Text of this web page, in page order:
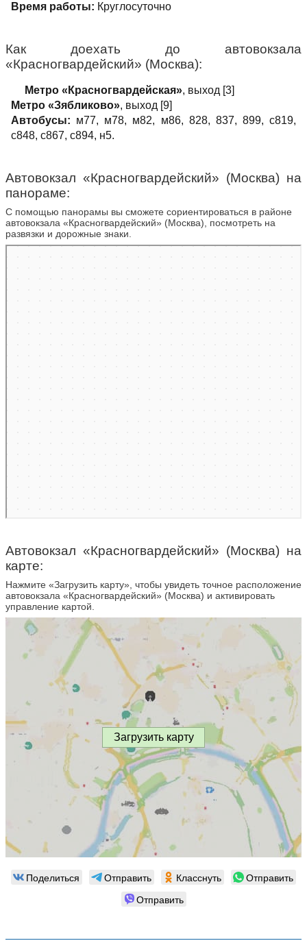
Время работы: Круглосуточно
Как доехать до автовокзала
«Красногвардейский» (Москва):
Метро «Красногвардейская», выход [3]
Метро «Зябликово», выход [9]
Автобусы: м77, м78, м82, м86, 828, 837, 899, с819,
с848, с867, с894, н5.
Автовокзал «Красногвардейский» (Москва) на
панораме:
С помощью панорамы вы сможете сориентироваться в районе
автовокзала «Красногвардейский» (Москва), посмотреть на
развязки и дорожные знаки.
Автовокзал «Красногвардейский» (Москва) на
карте:
Нажмите «Загрузить карту», чтобы увидеть точное расположение
автовокзала «Красногвардейский» (Москва) и активировать
управление картой.
Загрузить карту
Поделиться Отправить Класснуть
Отправить
Отправить